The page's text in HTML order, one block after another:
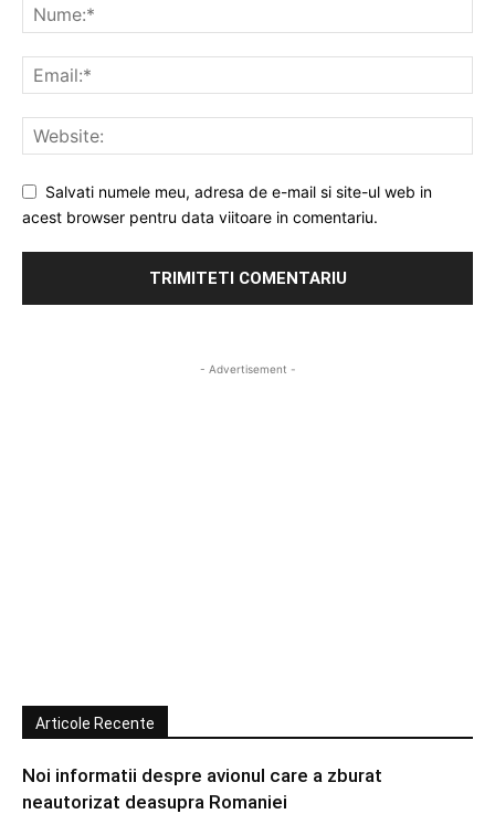
Salvati numele meu, adresa de e-mail si site-ul web in
acest browser pentru data viitoare in comentariu.
- Advertisement -
Articole Recente
Noi informatii despre avionul care a zburat
neautorizat deasupra Romaniei